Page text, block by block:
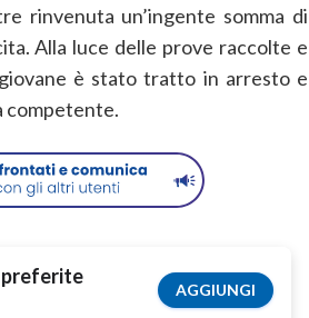
rinvenuta un’ingente somma di
Alla luce delle prove raccolte e
è stato tratto in arresto e
competente.
preferite
AGGIUNGI